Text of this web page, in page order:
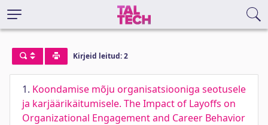
Kirjeid leitud: 2
1. Koondamise mõju organisatsiooniga seotusele
ja karjäärikäitumisele. The Impact of Layoffs on
Organizational Engagement and Career Behavior